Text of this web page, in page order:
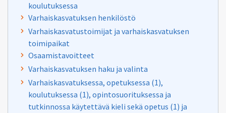
koulutuksessa
Varhaiskasvatuksen henkilöstö
Varhaiskasvatustoimijat ja varhaiskasvatuksen
toimipaikat
Osaamistavoitteet
Varhaiskasvatuksen haku ja valinta
Varhaiskasvatuksessa, opetuksessa (1),
koulutuksessa (1), opintosuorituksessa ja
tutkinnossa käytettävä kieli sekä opetus (1) ja